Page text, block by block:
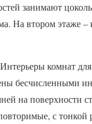
занимают
На втором этаже –
комнат для
бесчисленными
на поверхности
с тонкой